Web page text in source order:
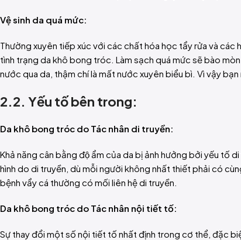
Vệ sinh da quá mức:
Thường xuyên tiếp xúc với các chất hóa học tẩy rửa và các
tình trạng da khô bong tróc. Làm sạch quá mức sẽ bào
nước qua da, thậm chí là mất nước xuyên biểu bì. Vì vậy
2.2. Yếu tố bên trong:
Da khô bong tróc do Tác nhân di truyền:
Khả năng cân bằng độ ẩm của da bị ảnh hưởng bởi yếu tố
hình do di truyền, dù mỗi người không nhất thiết phải có
bệnh vẩy cá thường có mối liên hệ di truyền.
Da khô bong tróc do Tác nhân nội tiết tố:
Sự thay đổi một số nội tiết tố nhất định trong cơ thể, đặc